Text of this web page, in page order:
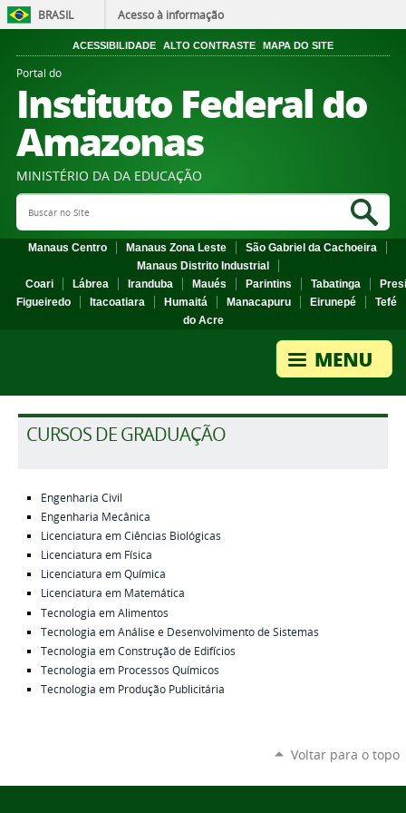
BRASIL Acesso à informação
ACESSIBILIDADE ALTO CONTRASTE MAPA DO SITE
Portal do
Instituto Federal do
Amazonas
MINISTÉRIO DA DA EDUCAÇÃO
Search Site
Manaus Centro Manaus Zona Leste
São Gabriel da Cachoeira
Manaus Distrito Industrial
Coari
Lábrea Iranduba Maués Parintins Tabatinga
Figueiredo
Itacoatiara Humaitá Manacapuru Eirunepé
Tefé
do Acre
CURSOS DE GRADUAÇÃO
Engenharia Civil
Engenharia Mecânica
Licenciatura em Ciências Biológicas
Licenciatura em Física
Licenciatura em Química
Licenciatura em Matemática
Tecnologia em Alimentos
Tecnologia em Análise e Desenvolvimento de Sistemas
Tecnologia em Construção de Edifícios
Tecnologia em Processos Químicos
Tecnologia em Produção Publicitária
Voltar para o topo